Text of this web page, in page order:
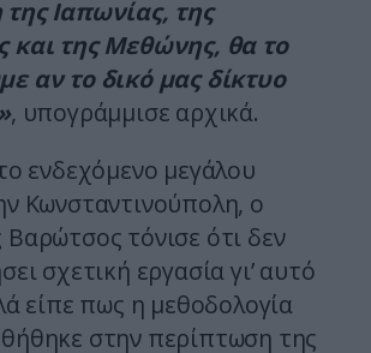
Ιαπωνίας, της
και της Μεθώνης, θα το
αν το δικό μας δίκτυο
, υπογράμμισε αρχικά.
ενδεχόμενο μεγάλου
Κωνσταντινούπολη, ο
τόνισε ότι δεν
σχετική εργασία γι’ αυτό
είπε πως η μεθοδολογία
στην περίπτωση της